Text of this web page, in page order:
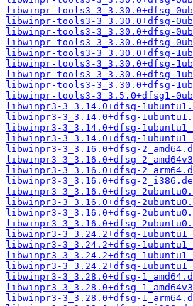
libwinpr-tools3-3_3.30.0+dfsg-
libwinpr-tools3-3_3.30.0+dfsg-
libwinpr-tools3-3_3.30.0+dfsg-
libwinpr-tools3-3_3.30.0+dfsg-
libwinpr-tools3-3_3.30.0+dfsg-
libwinpr-tools3-3_3.30.0+dfsg-
libwinpr-tools3-3_3.30.0+dfsg-
libwinpr-tools3-3_3.30.0+dfsg-
libwinpr-tools3-3_3.5.0+dfsg1-
libwinpr3-3_3.14.0+dfsg-
libwinpr3-3_3.14.0+dfsg-
libwinpr3-3_3.14.0+dfsg-
libwinpr3-3_3.14.0+dfsg-
libwinpr3-3_3.16.0+dfsg-
libwinpr3-3_3.16.0+dfsg-
libwinpr3-3_3.16.0+dfsg-
libwinpr3-3_3.16.0+dfsg-
libwinpr3-3_3.16.0+dfsg-
libwinpr3-3_3.16.0+dfsg-
libwinpr3-3_3.16.0+dfsg-
libwinpr3-3_3.16.0+dfsg-
libwinpr3-3_3.24.2+dfsg-
libwinpr3-3_3.24.2+dfsg-
libwinpr3-3_3.24.2+dfsg-
libwinpr3-3_3.24.2+dfsg-
libwinpr3-3_3.28.0+dfsg-
libwinpr3-3_3.28.0+dfsg-
libwinpr3-3_3.28.0+dfsg-